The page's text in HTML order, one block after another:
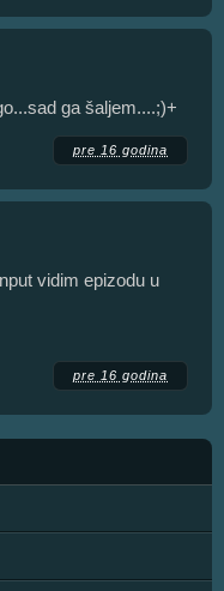
ga šaljem....;)+
pre 16 godina
vidim epizodu u
pre 16 godina